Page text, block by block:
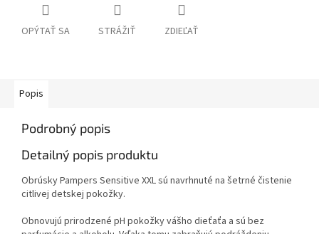
OPÝTAŤ SA STRÁŽIŤ ZDIEĽAŤ
Popis
Podrobný popis
Detailný popis produktu
Obrúsky Pampers Sensitive XXL sú navrhnuté na šetrné čistenie
citlivej detskej pokožky.
Obnovujú prirodzené pH pokožky vášho dieťaťa a sú bez